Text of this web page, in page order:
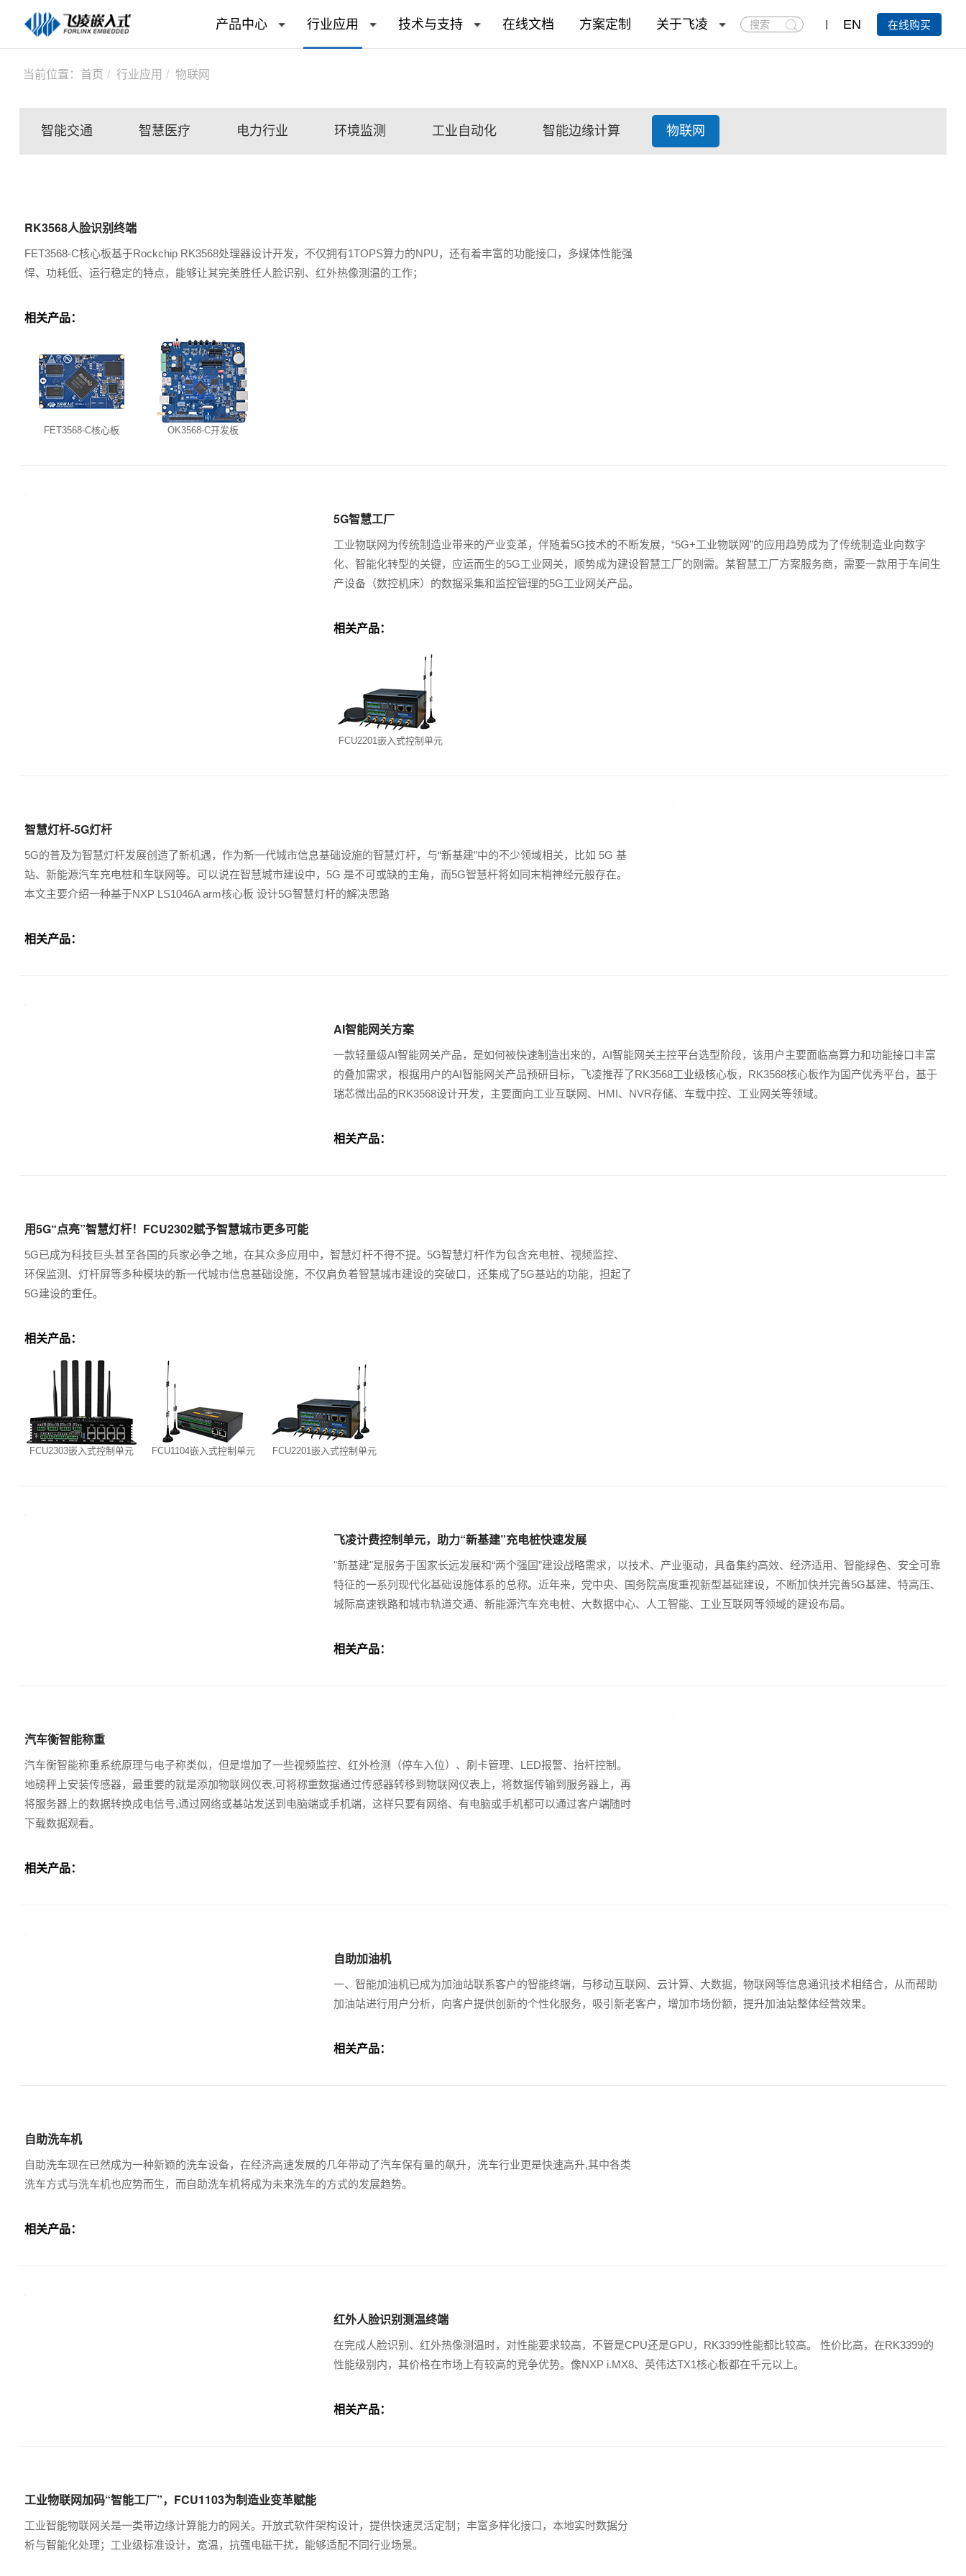
产品中心 行业应用 技术与支持 在线文档 方案定制 关于飞凌
搜
索
EN 在线购买
当前位置： 首页 行业应用 物联网
智能交通 智慧医疗 电力行业 环境监测 工业自动化 智能边缘计算 物联网
RK3568人脸识别终端
FET3568-C核心板基于Rockchip RK3568处理器设计开发，不仅拥有1TOPS算力的NPU，还有着丰富的功能接口，多媒体性能强
悍、功耗低、运行稳定的特点，能够让其完美胜任人脸识别、红外热像测温的工作；
相关产品：
FET3568-C核心板 OK3568-C开发板
5G智慧工厂
工业物联网为传统制造业带来的产业变革，伴随着5G技术的不断发展，“5G+工业物联网”的应用趋势成为了传统制造业向数字
化、智能化转型的关键，应运而生的5G工业网关，顺势成为建设智慧工厂的刚需。某智慧工厂方案服务商，需要一款用于车间生
产设备（数控机床）的数据采集和监控管理的5G工业网关产品。
相关产品：
FCU2201嵌入式控制单元
智慧灯杆-5G灯杆
5G的普及为智慧灯杆发展创造了新机遇，作为新一代城市信息基础设施的智慧灯杆，与“新基建”中的不少领域相关，比如 5G 基
站、新能源汽车充电桩和车联网等。可以说在智慧城市建设中，5G 是不可或缺的主角，而5G智慧杆将如同末梢神经元般存在。
本文主要介绍一种基于NXP LS1046A arm核心板 设计5G智慧灯杆的解决思路
相关产品：
AI智能网关方案
一款轻量级AI智能网关产品，是如何被快速制造出来的，AI智能网关主控平台选型阶段，该用户主要面临高算力和功能接口丰富
的叠加需求，根据用户的AI智能网关产品预研目标，飞凌推荐了RK3568工业级核心板，RK3568核心板作为国产优秀平台，基于
瑞芯微出品的RK3568设计开发，主要面向工业互联网、HMI、NVR存储、车载中控、工业网关等领域。
相关产品：
用5G“点亮”智慧灯杆！FCU2302赋予智慧城市更多可能
5G已成为科技巨头甚至各国的兵家必争之地，在其众多应用中，智慧灯杆不得不提。5G智慧灯杆作为包含充电桩、视频监控、
环保监测、灯杆屏等多种模块的新一代城市信息基础设施，不仅肩负着智慧城市建设的突破口，还集成了5G基站的功能，担起了
5G建设的重任。
相关产品：
FCU2303嵌入式控制单元 FCU1104嵌入式控制单元 FCU2201嵌入式控制单元
飞凌计费控制单元，助力“新基建”充电桩快速发展
"新基建"是服务于国家长远发展和“两个强国”建设战略需求，以技术、产业驱动，具备集约高效、经济适用、智能绿色、安全可靠
特征的一系列现代化基础设施体系的总称。近年来，党中央、国务院高度重视新型基础建设，不断加快并完善5G基建、特高压、
城际高速铁路和城市轨道交通、新能源汽车充电桩、大数据中心、人工智能、工业互联网等领域的建设布局。
相关产品：
汽车衡智能称重
汽车衡智能称重系统原理与电子称类似，但是增加了一些视频监控、红外检测（停车入位）、刷卡管理、LED报警、抬杆控制。
地磅秤上安装传感器，最重要的就是添加物联网仪表,可将称重数据通过传感器转移到物联网仪表上，将数据传输到服务器上，再
将服务器上的数据转换成电信号,通过网络或基站发送到电脑端或手机端，这样只要有网络、有电脑或手机都可以通过客户端随时
下载数据观看。
相关产品：
自助加油机
一、智能加油机已成为加油站联系客户的智能终端，与移动互联网、云计算、大数据，物联网等信息通讯技术相结合，从而帮助
加油站进行用户分析，向客户提供创新的个性化服务，吸引新老客户，增加市场份额，提升加油站整体经营效果。
相关产品：
自助洗车机
自助洗车现在已然成为一种新颖的洗车设备，在经济高速发展的几年带动了汽车保有量的飙升，洗车行业更是快速高升,其中各类
洗车方式与洗车机也应势而生，而自助洗车机将成为未来洗车的方式的发展趋势。
相关产品：
红外人脸识别测温终端
在完成人脸识别、红外热像测温时，对性能要求较高，不管是CPU还是GPU，RK3399性能都比较高。 性价比高，在RK3399的
性能级别内，其价格在市场上有较高的竞争优势。像NXP i.MX8、英伟达TX1核心板都在千元以上。
相关产品：
工业物联网加码“智能工厂”，FCU1103为制造业变革赋能
工业智能物联网关是一类带边缘计算能力的网关。开放式软件架构设计，提供快速灵活定制；丰富多样化接口，本地实时数据分
析与智能化处理；工业级标准设计，宽温，抗强电磁干扰，能够适配不同行业场景。